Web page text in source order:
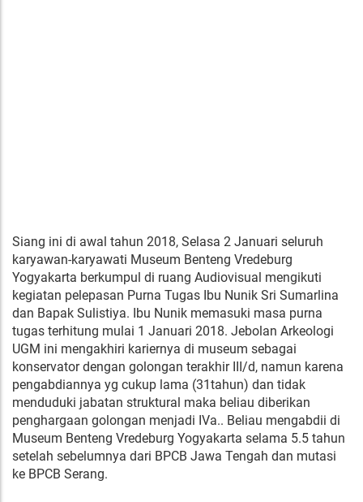
Siang ini di awal tahun 2018, Selasa 2 Januari seluruh
karyawan-karyawati Museum Benteng Vredeburg
Yogyakarta berkumpul di ruang Audiovisual mengikuti
kegiatan pelepasan Purna Tugas Ibu Nunik Sri Sumarlina
dan Bapak Sulistiya. Ibu Nunik memasuki masa purna
tugas terhitung mulai 1 Januari 2018. Jebolan Arkeologi
UGM ini mengakhiri kariernya di museum sebagai
konservator dengan golongan terakhir III/d, namun karena
pengabdiannya yg cukup lama (31tahun) dan tidak
menduduki jabatan struktural maka beliau diberikan
penghargaan golongan menjadi IVa.. Beliau mengabdii di
Museum Benteng Vredeburg Yogyakarta selama 5.5 tahun
setelah sebelumnya dari BPCB Jawa Tengah dan mutasi
ke BPCB Serang.